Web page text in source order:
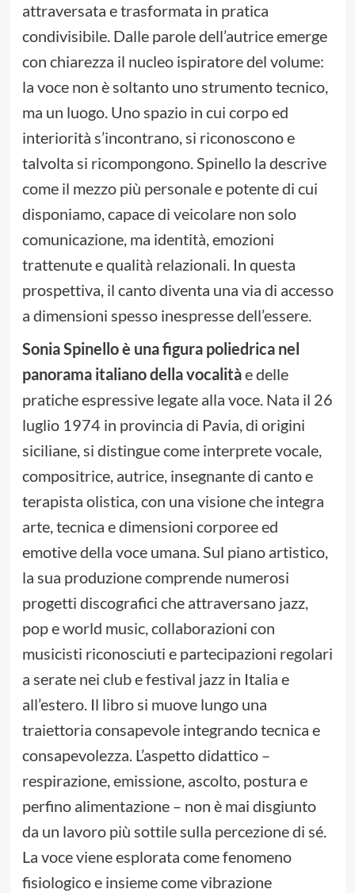
attraversata e trasformata in pratica
condivisibile. Dalle parole dell’autrice emerge
con chiarezza il nucleo ispiratore del volume:
la voce non è soltanto uno strumento tecnico,
ma un luogo. Uno spazio in cui corpo ed
interiorità s’incontrano, si riconoscono e
talvolta si ricompongono. Spinello la descrive
come il mezzo più personale e potente di cui
disponiamo, capace di veicolare non solo
comunicazione, ma identità, emozioni
trattenute e qualità relazionali. In questa
prospettiva, il canto diventa una via di accesso
a dimensioni spesso inespresse dell’essere.
Sonia Spinello è una figura poliedrica nel
panorama italiano della vocalitàe delle
pratiche espressive legate alla voce. Nata il 26
luglio 1974 in provincia di Pavia, di origini
siciliane, si distingue come interprete vocale,
compositrice, autrice, insegnante di canto e
terapista olistica, con una visione che integra
arte, tecnica e dimensioni corporee ed
emotive della voce umana. Sul piano artistico,
la sua produzione comprende numerosi
progetti discografici che attraversano jazz,
pop e world music, collaborazioni con
musicisti riconosciuti e partecipazioni regolari
a serate nei club e festival jazz in Italia e
all’estero. Il libro si muove lungo una
traiettoria consapevole integrando tecnica e
consapevolezza. L’aspetto didattico –
respirazione, emissione, ascolto, postura e
perfino alimentazione – non è mai disgiunto
da un lavoro più sottile sulla percezione di sé.
La voce viene esplorata come fenomeno
fisiologico e insieme come vibrazione